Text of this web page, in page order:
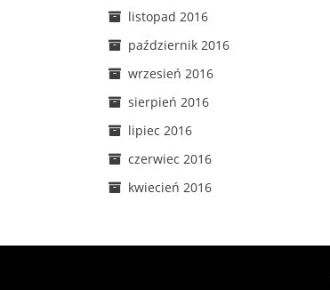
listopad 2016
październik 2016
wrzesień 2016
sierpień 2016
lipiec 2016
czerwiec 2016
kwiecień 2016